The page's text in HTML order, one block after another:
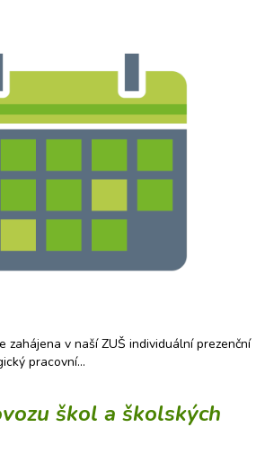
zahájena v naší ZUŠ individuální prezenční
pracovní…
škol a školských